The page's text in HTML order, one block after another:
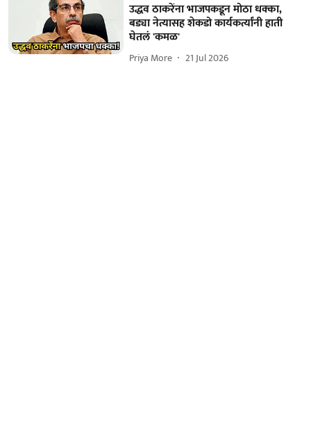
उद्धव ठाकरेंना भाजपकडून मोठा धक्का,
बड्या नेत्यासह शेकडो कार्यकर्त्यांनी हाती
घेतलं 'कमळ'
Priya More 21 Jul 2026